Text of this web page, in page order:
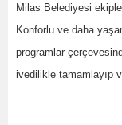
Milas Belediyesi
Konforlu ve daha
programlar
ivedilikle tamamlayıp